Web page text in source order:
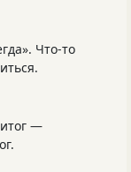
Что‑то
—